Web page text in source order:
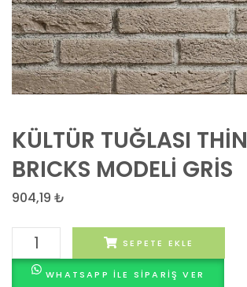
KÜLTÜR TUĞLASI THİN
BRICKS MODELİ GRİS
904,19 ₺
KÜLTÜR
TUĞLASI
THİN
SEPETE EKLE
WHATSAPP ILE SIPARIŞ VER